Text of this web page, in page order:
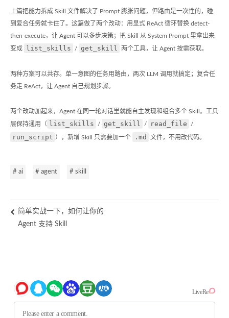
上篇把能力拆成 Skill 文件解决了 Prompt 膨胀问题，但路由是一次性的，碰
到复合任务就卡住了。这篇做了两个改动：用显式 ReAct 循环替换 detect-
then-execute，让 Agent 可以多步决策；把 Skill 从 System Prompt 里拿出来
变成 list_skills / get_skill 两个工具，让 Agent 按需获取。
两种方案可以共存。单一意图的任务用路由，两次 LLM 调用就搞定；复合任
务走 ReAct，让 Agent 自己规划步骤。
两个改动加起来，Agent 在同一轮对话里就能自主发现和组合多个 Skill。工具
层保持通用（ list_skills / get_skill / read_file /
run_script ），新增 Skill 只需要加一个 .md 文件，不用改代码。
# ai # agent # skill
简单实战一下，如何让你的
Agent 支持 Skill